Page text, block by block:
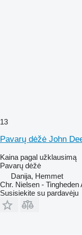
13
Pavarų dėžė John
Kaina pagal užklausimą
Pavarų dėžė
Danija, Hemmet
Chr. Nielsen - Tingheden
Susisiekite su pardavėju